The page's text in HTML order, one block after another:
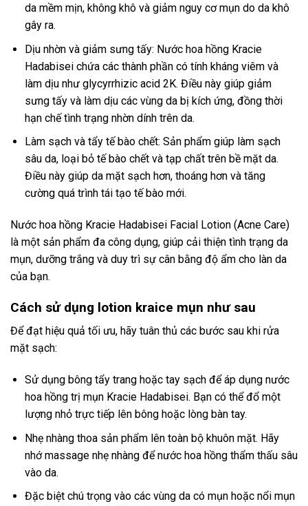
da mềm mịn, không khô và giảm nguy cơ mụn do da khô
gây ra.
Dịu nhờn và giảm sưng tấy: Nước hoa hồng Kracie
Hadabisei chứa các thành phần có tính kháng viêm và
làm dịu như glycyrrhizic acid 2K. Điều này giúp giảm
sưng tấy và làm dịu các vùng da bị kích ứng, đồng thời
hạn chế tình trạng nhờn dính trên da.
Làm sạch và tẩy tế bào chết: Sản phẩm giúp làm sạch
sâu da, loại bỏ tế bào chết và tạp chất trên bề mặt da.
Điều này giúp da mặt sạch hơn, thoáng hơn và tăng
cường quá trình tái tạo tế bào mới.
Nước hoa hồng Kracie Hadabisei Facial Lotion (Acne Care)
là một sản phẩm đa công dụng, giúp cải thiện tình trạng da
mụn, dưỡng trắng và duy trì sự cân bằng độ ẩm cho làn da
của bạn.
Cách sử dụng lotion kraice mụn như sau
Để đạt hiệu quả tối ưu, hãy tuân thủ các bước sau khi rửa
mặt sạch:
Sử dụng bông tẩy trang hoặc tay sạch để áp dụng nước
hoa hồng trị mụn Kracie Hadabisei. Bạn có thể đổ một
lượng nhỏ trực tiếp lên bông hoặc lòng bàn tay.
Nhẹ nhàng thoa sản phẩm lên toàn bộ khuôn mặt. Hãy
nhớ massage nhẹ nhàng để nước hoa hồng thẩm thấu sâu
vào da.
Đặc biệt chú trọng vào các vùng da có mụn hoặc nổi mụn